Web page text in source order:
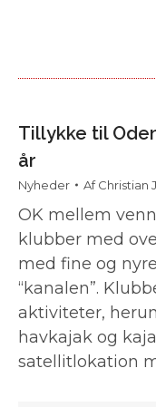
Tillykke til
år
Nyheder AfChristian
OK mellem
klubber med
med fine og
“kanalen”.
aktiviteter,
havkajak og
satellitlokation